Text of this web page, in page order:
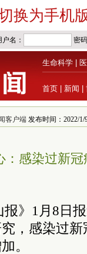
换为手机
生命科学
首页 新闻
客户端 发布时间：2022/1/
：感染过新
报》1月8日
，感染过
。